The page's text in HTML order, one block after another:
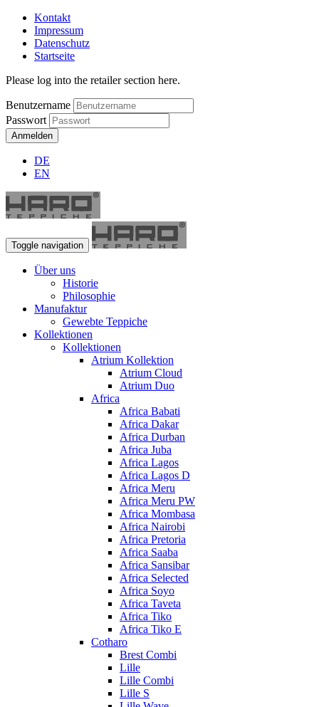
Kontakt
Impressum
Datenschutz
Startseite
Please log into the retailer section here.
Benutzername
Passwort
Anmelden
DE
EN
Toggle navigation
Über uns
Historie
Philosophie
Manufaktur
Gewebte Teppiche
Kollektionen
Kollektionen
Atrium Kollektion
Atrium Cloud
Atrium Duo
Africa
Africa Babati
Africa Dakar
Africa Durban
Africa Juba
Africa Lagos
Africa Lagos D
Africa Meru
Africa Meru PW
Africa Mombasa
Africa Nairobi
Africa Pretoria
Africa Saaba
Africa Sansibar
Africa Selected
Africa Soyo
Africa Taveta
Africa Tiko
Africa Tiko E
Cotharo
Brest Combi
Lille
Lille Combi
Lille S